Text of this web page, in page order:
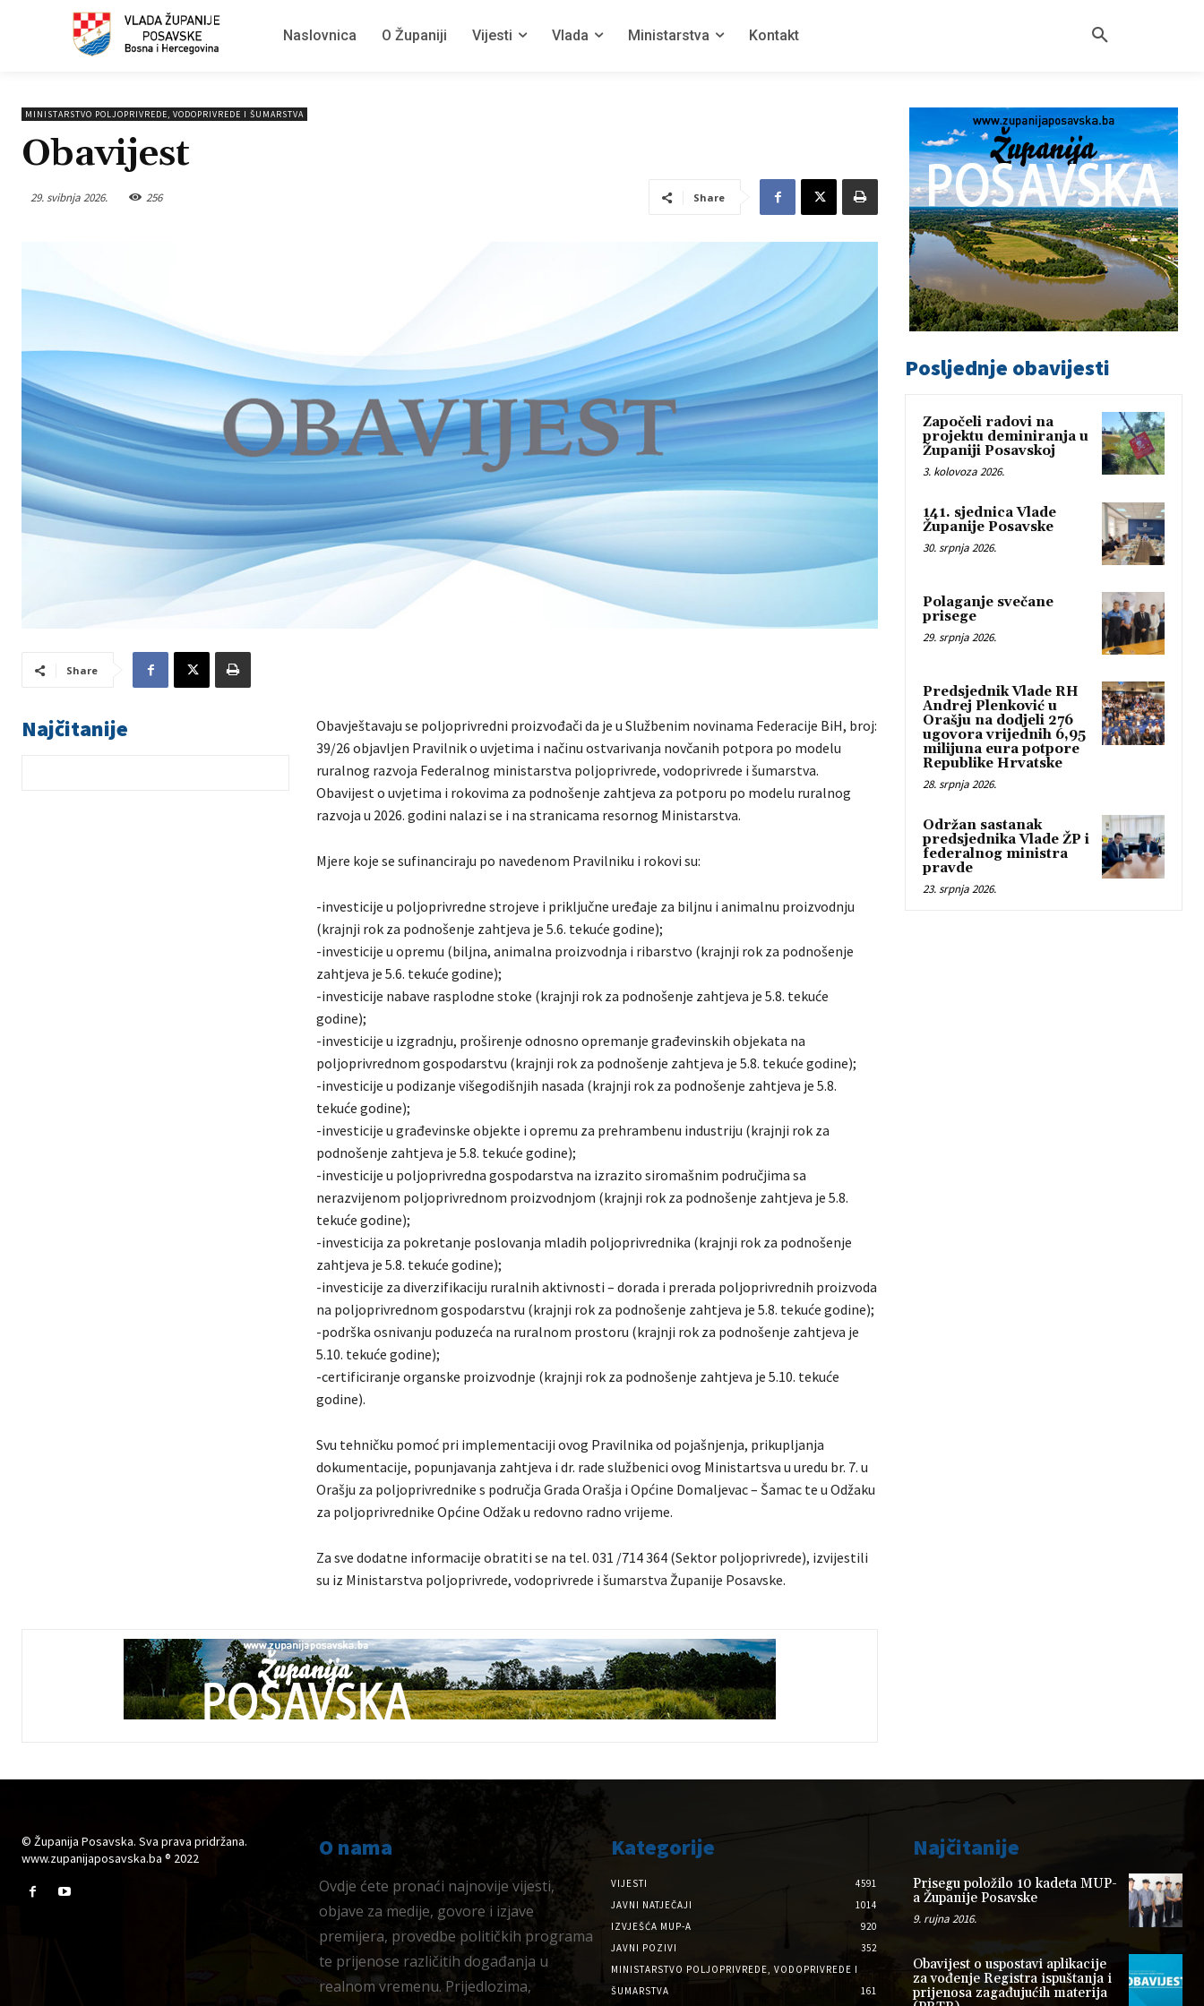
Naslovnica O Županiji Vijesti Vlada Ministarstva Kontakt
MINISTARSTVO POLJOPRIVREDE, VODOPRIVREDE I ŠUMARSTVA
Obavijest
29. svibnja 2026. 256 Share
Share
Najčitanije
Obavještavaju se poljoprivredni proizvođači da je u Službenim novinama Federacije BiH, broj:
39/26 objavljen Pravilnik o uvjetima i načinu ostvarivanja novčanih potpora po modelu
ruralnog razvoja Federalnog ministarstva poljoprivrede, vodoprivrede i šumarstva.
Obavijest o uvjetima i rokovima za podnošenje zahtjeva za potporu po modelu ruralnog
razvoja u 2026. godini nalazi se i na stranicama resornog Ministarstva.
Mjere koje se sufinanciraju po navedenom Pravilniku i rokovi su:
-investicije u poljoprivredne strojeve i priključne uređaje za biljnu i animalnu proizvodnju
(krajnji rok za podnošenje zahtjeva je 5.6. tekuće godine);
-investicije u opremu (biljna, animalna proizvodnja i ribarstvo (krajnji rok za podnošenje
zahtjeva je 5.6. tekuće godine);
-investicije nabave rasplodne stoke (krajnji rok za podnošenje zahtjeva je 5.8. tekuće
godine);
-investicije u izgradnju, proširenje odnosno opremanje građevinskih objekata na
poljoprivrednom gospodarstvu (krajnji rok za podnošenje zahtjeva je 5.8. tekuće godine);
-investicije u podizanje višegodišnjih nasada (krajnji rok za podnošenje zahtjeva je 5.8.
tekuće godine);
-investicije u građevinske objekte i opremu za prehrambenu industriju (krajnji rok za
podnošenje zahtjeva je 5.8. tekuće godine);
-investicije u poljoprivredna gospodarstva na izrazito siromašnim područjima sa
nerazvijenom poljoprivrednom proizvodnjom (krajnji rok za podnošenje zahtjeva je 5.8.
tekuće godine);
-investicija za pokretanje poslovanja mladih poljoprivrednika (krajnji rok za podnošenje
zahtjeva je 5.8. tekuće godine);
-investicije za diverzifikaciju ruralnih aktivnosti – dorada i prerada poljoprivrednih proizvoda
na poljoprivrednom gospodarstvu (krajnji rok za podnošenje zahtjeva je 5.8. tekuće godine);
-podrška osnivanju poduzeća na ruralnom prostoru (krajnji rok za podnošenje zahtjeva je
5.10. tekuće godine);
-certificiranje organske proizvodnje (krajnji rok za podnošenje zahtjeva je 5.10. tekuće
godine).
Svu tehničku pomoć pri implementaciji ovog Pravilnika od pojašnjenja, prikupljanja
dokumentacije, popunjavanja zahtjeva i dr. rade službenici ovog Ministartsva u uredu br. 7. u
Orašju za poljoprivrednike s područja Grada Orašja i Općine Domaljevac – Šamac te u Odžaku
za poljoprivrednike Općine Odžak u redovno radno vrijeme.
Za sve dodatne informacije obratiti se na tel. 031 /714 364 (Sektor poljoprivrede), izvijestili
su iz Ministarstva poljoprivrede, vodoprivrede i šumarstva Županije Posavske.
Posljednje obavijesti
Započeli radovi na
projektu deminiranja u
Županiji Posavskoj
3. kolovoza 2026.
141. sjednica Vlade
Županije Posavske
30. srpnja 2026.
Polaganje svečane
prisege
29. srpnja 2026.
Predsjednik Vlade RH
Andrej Plenković u
Orašju na dodjeli 276
ugovora vrijednih 6,95
milijuna eura potpore
Republike Hrvatske
28. srpnja 2026.
Održan sastanak
predsjednika Vlade ŽP i
federalnog ministra
pravde
23. srpnja 2026.
© Županija Posavska. Sva prava pridržana.
www.zupanijaposavska.ba ® 2022
O nama
Ovdje ćete pronaći najnovije vijesti,
objave za medije, govore i izjave
premijera, provedbe političkih programa
te prijenose različitih događanja u
realnom vremenu. Prijedlozima,
Kategorije
VIJESTI
4591
JAVNI NATJEČAJI
1014
IZVJEŠĆA MUP-A
920
JAVNI POZIVI
352
MINISTARSTVO POLJOPRIVREDE, VODOPRIVREDE I
ŠUMARSTVA
161
Najčitanije
Prisegu položilo 10 kadeta MUP-
a Županije Posavske
9. rujna 2016.
Obavijest o uspostavi aplikacije
za vođenje Registra ispuštanja i
prijenosa zagađujućih materija